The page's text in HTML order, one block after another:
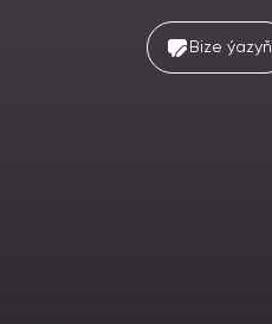
Bize ýazyň